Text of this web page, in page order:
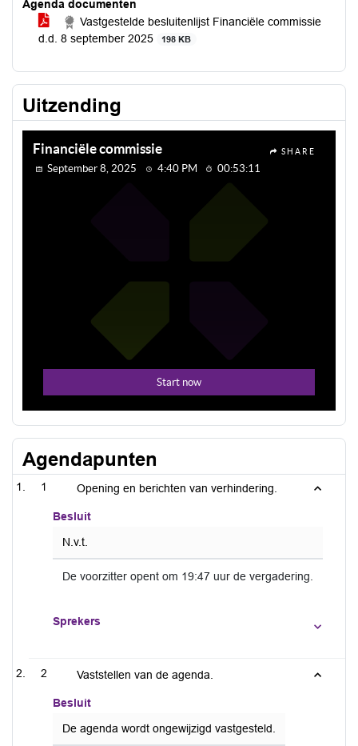
Agenda documenten
Vastgestelde besluitenlijst Financiële commissie
d.d. 8 september 2025
198 KB
Uitzending
Agendapunten
1 Opening en berichten van verhindering.
Besluit
N.v.t.
De voorzitter opent om 19:47 uur de vergadering.
Sprekers
2 Vaststellen van de agenda.
Besluit
De agenda wordt ongewijzigd vastgesteld.